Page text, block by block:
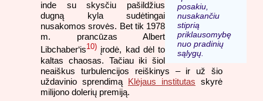
posakiu,
nusakančiu
stiprią
priklausomybę
nuo pradinių
sąlygų.
inde su skysčiu pašildžius
dugną kyla sudėtingai
nusakomos srovės. Bet tik 1978
m. prancūzas Albert
Libchaber‘is10) įrodė, kad dėl to
kaltas chaosas. Tačiau iki šiol
neaiškus turbulencijos reiškinys – ir už šio
uždavinio sprendimą Klėjaus institutas skyrė
milijono dolerių premiją.